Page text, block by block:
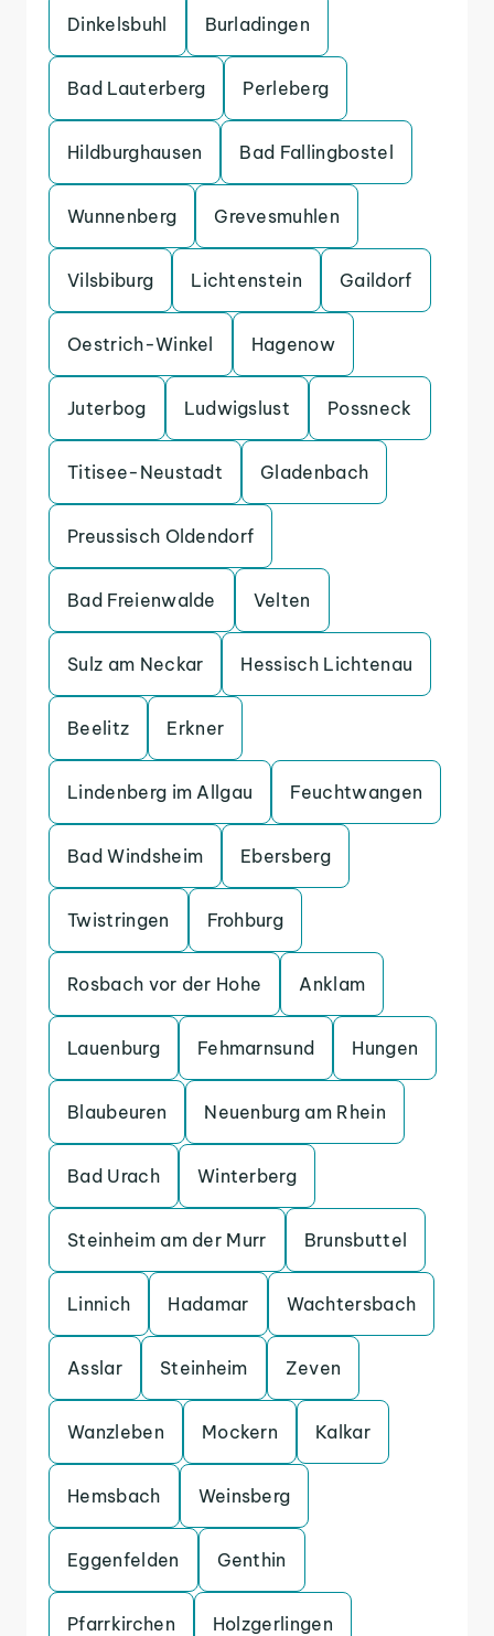
Dinkelsbuhl Burladingen
Bad Lauterberg Perleberg
Hildburghausen Bad Fallingbostel
Wunnenberg Grevesmuhlen
Vilsbiburg Lichtenstein Gaildorf
Oestrich-Winkel Hagenow
Juterbog Ludwigslust Possneck
Titisee-Neustadt Gladenbach
Preussisch Oldendorf
Bad Freienwalde Velten
Sulz am Neckar Hessisch Lichtenau
Beelitz Erkner
Lindenberg im Allgau Feuchtwangen
Bad Windsheim Ebersberg
Twistringen Frohburg
Rosbach vor der Hohe Anklam
Lauenburg Fehmarnsund Hungen
Blaubeuren Neuenburg am Rhein
Bad Urach Winterberg
Steinheim am der Murr Brunsbuttel
Linnich Hadamar Wachtersbach
Asslar Steinheim Zeven
Wanzleben Mockern Kalkar
Hemsbach Weinsberg
Eggenfelden Genthin
Pfarrkirchen Holzgerlingen